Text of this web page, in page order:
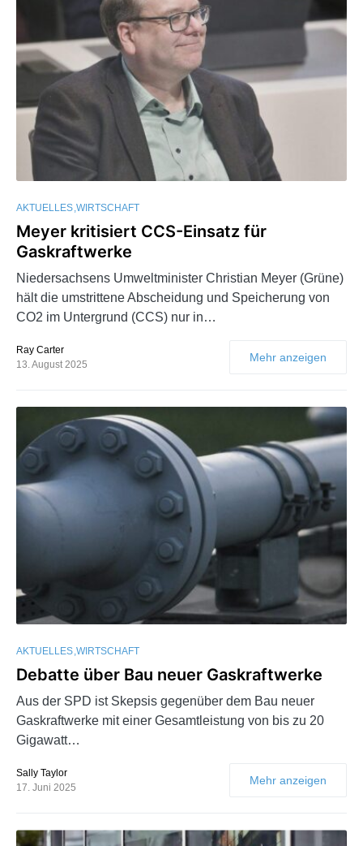
AKTUELLES WIRTSCHAFT
Meyer kritisiert CCS-Einsatz für
Gaskraftwerke
Niedersachsens Umweltminister Christian Meyer (Grüne)
hält die umstrittene Abscheidung und Speicherung von
CO2 im Untergrund (CCS) nur in…
Ray Carter
13. August 2025
Mehr anzeigen
AKTUELLES WIRTSCHAFT
Debatte über Bau neuer Gaskraftwerke
Aus der SPD ist Skepsis gegenüber dem Bau neuer
Gaskraftwerke mit einer Gesamtleistung von bis zu 20
Gigawatt…
Sally Taylor
17. Juni 2025
Mehr anzeigen